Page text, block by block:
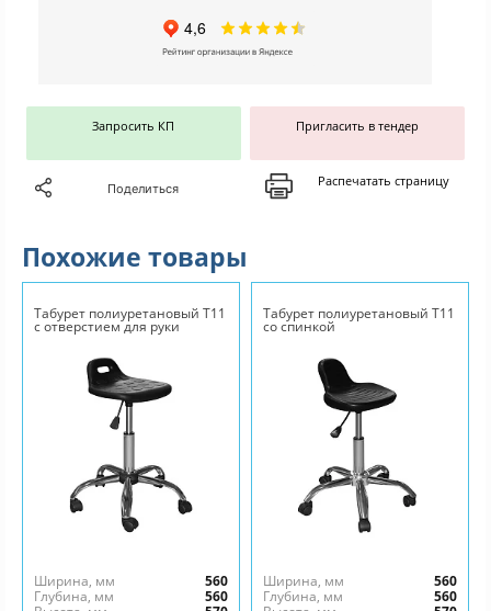
Запросить КП Пригласить в тендер
Поделиться Распечатать страницу
Похожие товары
Табурет полиуретановый Т11
с отверстием для руки
Ширина, мм
560
Глубина, мм
560
Табурет полиуретановый Т11
со спинкой
Ширина, мм
560
Глубина, мм
560